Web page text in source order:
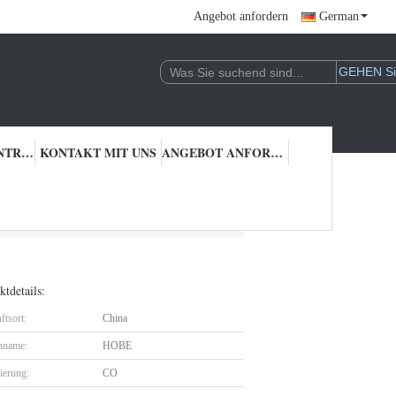
Angebot anfordern German
QUALITÄTSKONTROLLE KONTAKT MIT UNS ANGEBOT ANFORDERN
China
HOBE
CO